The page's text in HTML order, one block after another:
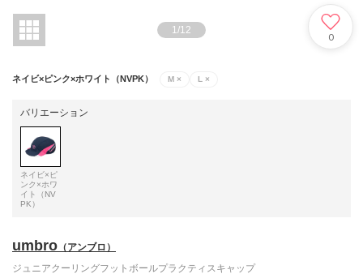
1 /12
0
ネイビ×ピンク×ホワイト（NVPK） M × L ×
バリエーション
ネイビ×ピ
ンク×ホワ
イト（NV
PK）
umbro （アンブロ）
ジュニアクーリングフットボールプラクティスキャップ